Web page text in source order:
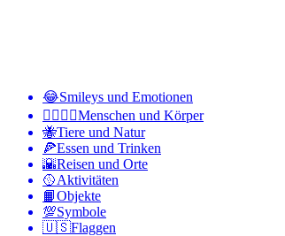
😂Smileys und Emotionen
👩‍❤️‍💋‍👨Menschen und Körper
🐝Tiere und Natur
🍕Essen und Trinken
🌇Reisen und Orte
🥎Aktivitäten
📙Objekte
💯Symbole
🇺🇸Flaggen